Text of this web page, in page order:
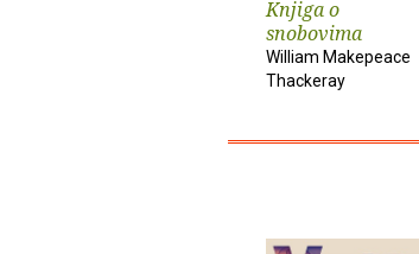
Knjiga o
snobovima
William Makepeace
Thackeray